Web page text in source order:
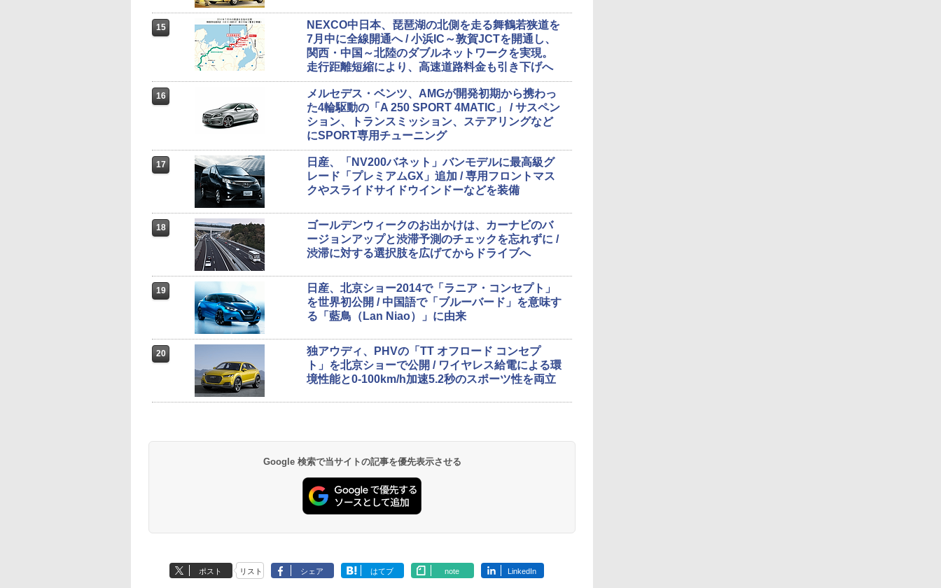
15
NEXCO中日本、琵琶湖の北側を走る舞鶴若狭道を
7月中に全線開通へ / 小浜IC～敦賀JCTを開通し、
関西・中国～北陸のダブルネットワークを実現。
走行距離短縮により、高速道路料金も引き下げへ
16
メルセデス・ベンツ、AMGが開発初期から携わっ
た4輪駆動の「A 250 SPORT 4MATIC」 / サスペン
ション、トランスミッション、ステアリングなど
にSPORT専用チューニング
17
日産、「NV200バネット」バンモデルに最高級グ
レード「プレミアムGX」追加 / 専用フロントマス
クやスライドサイドウインドーなどを装備
18
ゴールデンウィークのお出かけは、カーナビのバ
ージョンアップと渋滞予測のチェックを忘れずに /
渋滞に対する選択肢を広げてからドライブへ
19
日産、北京ショー2014で「ラニア・コンセプト」
を世界初公開 / 中国語で「ブルーバード」を意味す
る「藍鳥（Lan Niao）」に由来
20
独アウディ、PHVの「TT オフロード コンセプ
ト」を北京ショーで公開 / ワイヤレス給電による環
境性能と0-100km/h加速5.2秒のスポーツ性を両立
Google 検索で当サイトの記事を優先表示させる
ポスト リスト シェア はてブ note LinkedIn